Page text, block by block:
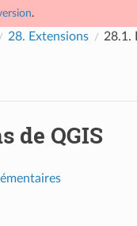
.
28. Extensions 28.1.
de QGIS